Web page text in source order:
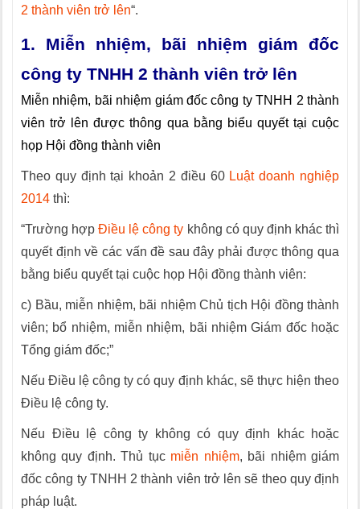
2 thành viên trở lên“.
1. Miễn nhiệm, bãi nhiệm giám đốc
công ty TNHH 2 thành viên trở lên
Miễn nhiệm, bãi nhiệm giám đốc công ty TNHH 2 thành
viên trở lên được thông qua bằng biểu quyết tại cuộc
họp Hội đồng thành viên
Theo quy định tại khoản 2 điều 60 Luật doanh nghiệp
2014 thì:
“Trường hợpĐiều lệ công ty không có quy định khác thì
quyết định về các vấn đề sau đây phải được thông qua
bằng biểu quyết tại cuộc họp Hội đồng thành viên:
c) Bầu, miễn nhiệm, bãi nhiệm Chủ tịch Hội đồng thành
viên; bổ nhiệm, miễn nhiệm, bãi nhiệm Giám đốc hoặc
Tổng giám đốc;”
Nếu Điều lệ công ty có quy định khác, sẽ thực hiện theo
Điều lệ công ty.
Nếu Điều lệ công ty không có quy định khác hoặc
không quy định. Thủ tục miễn nhiệm, bãi nhiệm giám
đốc công ty TNHH 2 thành viên trở lên sẽ theo quy định
pháp luật.